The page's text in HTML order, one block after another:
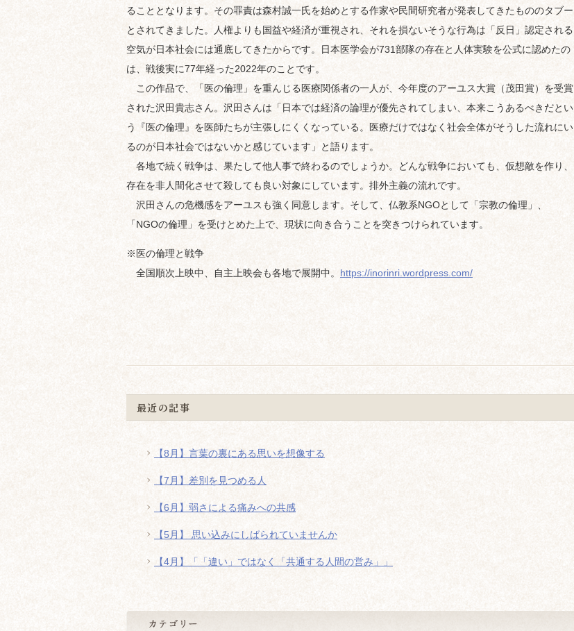
ることとなります。その罪責は森村誠一氏を始めとする作家や民間研究者が発表してきたもののタブー
とされてきました。人権よりも国益や経済が重視され、それを損ないそうな行為は「反日」認定される
空気が日本社会には通底してきたからです。日本医学会が731部隊の存在と人体実験を公式に認めたの
は、戦後実に77年経った2022年のことです。
この作品で、「医の倫理」を重んじる医療関係者の一人が、今年度のアーユス大賞（茂田賞）を受賞
された沢田貴志さん。沢田さんは「日本では経済の論理が優先されてしまい、本来こうあるべきだとい
う『医の倫理』を医師たちが主張しにくくなっている。医療だけではなく社会全体がそうした流れにい
るのが日本社会ではないかと感じています」と語ります。
各地で続く戦争は、果たして他人事で終わるのでしょうか。どんな戦争においても、仮想敵を作り、
存在を非人間化させて殺しても良い対象にしています。排外主義の流れです。
沢田さんの危機感をアーユスも強く同意します。そして、仏教系NGOとして「宗教の倫理」、
「NGOの倫理」を受けとめた上で、現状に向き合うことを突きつけられています。
※医の倫理と戦争
全国順次上映中、自主上映会も各地で展開中。 https://inorinri.wordpress.com/
最近の記事
【8月】言葉の裏にある思いを想像する
【7月】差別を見つめる人
【6月】弱さによる痛みへの共感
【5月】 思い込みにしばられていませんか
【4月】「「違い」ではなく「共通する人間の営み」」